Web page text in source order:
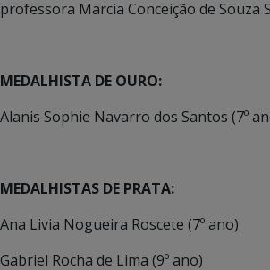
professora Marcia Conceição de Souza
MEDALHISTA DE OURO:
Alanis Sophie Navarro dos Santos (7º
MEDALHISTAS DE PRATA:
Ana Livia Nogueira Roscete (7º ano)
Gabriel Rocha de Lima (9º ano)